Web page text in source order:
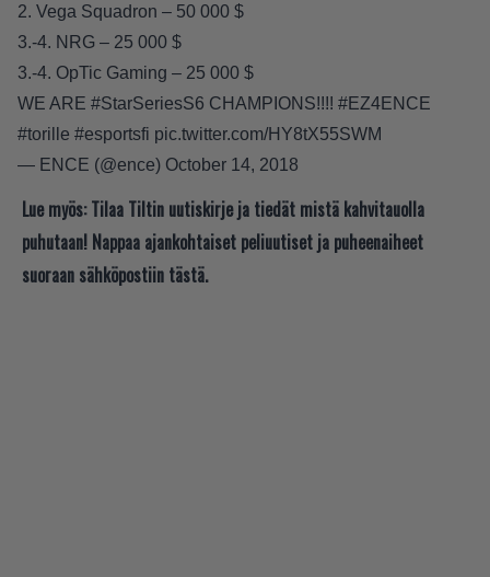
2. Vega Squadron – 50 000 $
3.-4. NRG – 25 000 $
3.-4. OpTic Gaming – 25 000 $
WE ARE #StarSeriesS6 CHAMPIONS!!!! #EZ4ENCE
#torille #esportsfi pic.twitter.com/HY8tX55SWM
— ENCE (@ence) October 14, 2018
Lue myös: Tilaa Tiltin uutiskirje ja tiedät mistä kahvitauolla
puhutaan! Nappaa ajankohtaiset peliuutiset ja puheenaiheet
suoraan sähköpostiin tästä.